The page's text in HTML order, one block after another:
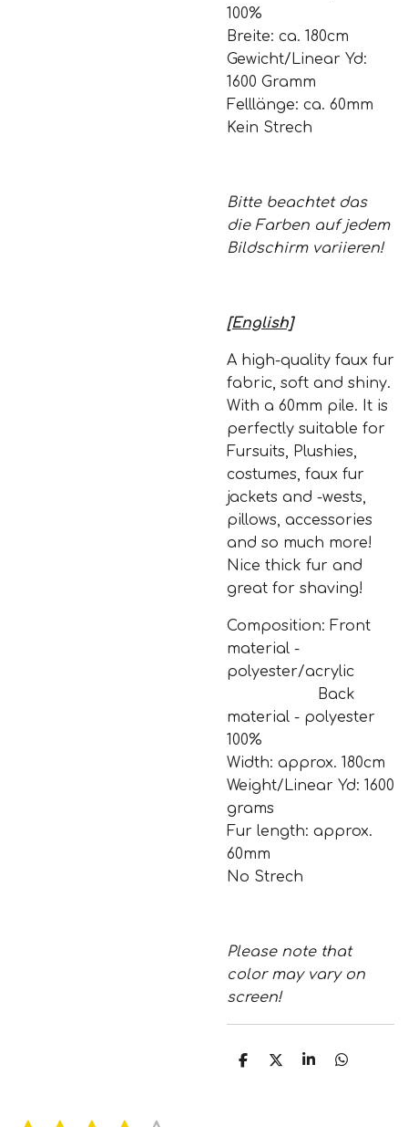
100%
Breite: ca. 180cm
Gewicht/Linear Yd:
1600 Gramm
Felllänge: ca. 60mm
Kein Strech
Bitte beachtet das
die Farben auf jedem
Bildschirm variieren!
[English]
A high-quality faux fur
fabric, soft and shiny.
With a 60mm pile. It is
perfectly suitable for
Fursuits, Plushies,
costumes, faux fur
jackets and -wests,
pillows, accessories
and so much more!
Nice thick fur and
great for shaving!
Composition: Front
material -
polyester/acrylic
Back
material - polyester
100%
Width: approx. 180cm
Weight/Linear Yd: 1600
grams
Fur length: approx.
60mm
No Strech
Please note that
color may vary on
screen!
S
S
S
S